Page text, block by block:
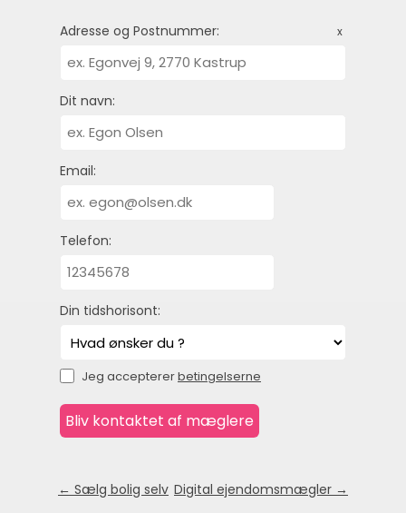
Adresse og Postnummer: x
Dit navn:
Email:
Telefon:
Din tidshorisont:
Jeg acceptererbetingelserne
← Sælg bolig selv Digital ejendomsmægler →